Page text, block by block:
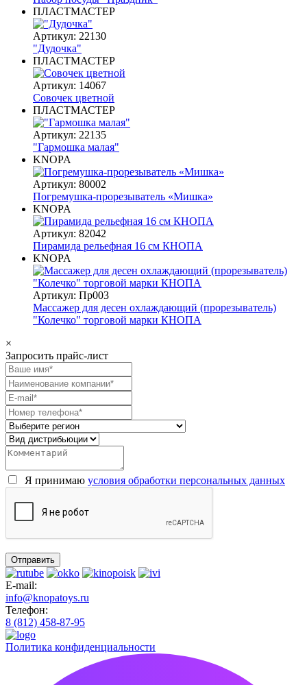
ПЛАСТМАСТЕР
Артикул: 22130
"Дудочка"
ПЛАСТМАСТЕР
Артикул: 14067
Совочек цветной
ПЛАСТМАСТЕР
Артикул: 22135
"Гармошка малая"
KNOPA
Артикул: 80002
Погремушка-прорезыватель «Мишка»
KNOPA
Артикул: 82042
Пирамида рельефная 16 см КНОПА
KNOPA
Артикул: Пр003
Массажер для десен охлаждающий (прорезыватель)
"Колечко" торговой марки КНОПА
×
Запросить прайс-лист
Я принимаю условия обработки персональных данных
E-mail:
info@knopatoys.ru
Телефон:
8 (812) 458-87-95
Политика конфиденциальности